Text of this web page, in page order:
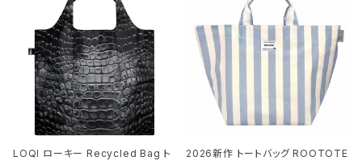
ウン ブラック
LOQI ローキー Recycled Bag ト
2026新作 トートバッグ ROOTOTE